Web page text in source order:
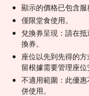
顯示的價格已包含服
僅限堂食使用。
兌換券呈現：請在
換券。
座位以先到先得的
留根據需要管理座位
不適用範圍：此優
併使用。